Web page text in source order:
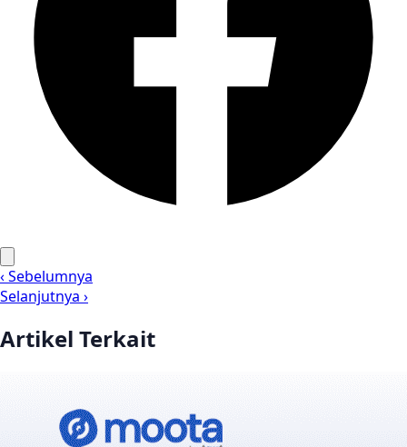
‹ Sebelumnya
Selanjutnya ›
Artikel Terkait